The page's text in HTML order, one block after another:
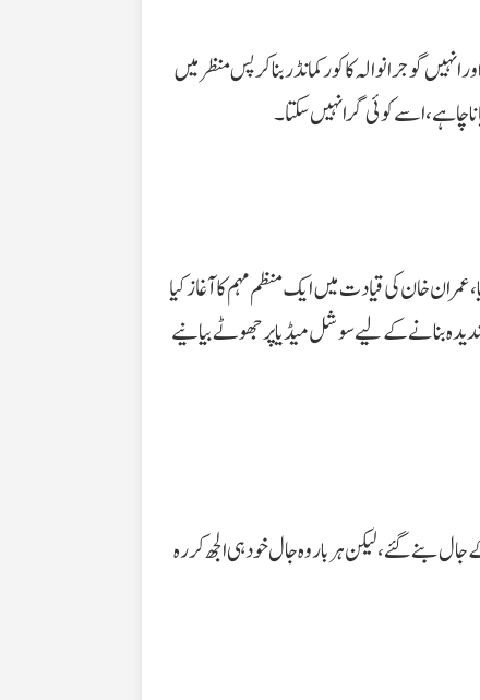
گوجرانوالہ کا کور کمانڈر بنا کر پس منظر میں
چاہے، اسے کوئی گرا نہیں سکتا۔
عمران خان کی قیادت میں ایک منظم مہم کا آغاز کیا
بنانے کے لیے سوشل میڈیا پر جھوٹے بیانیے
گئے، لیکن ہر بار وہ جال خود ہی الجھ کر رہ